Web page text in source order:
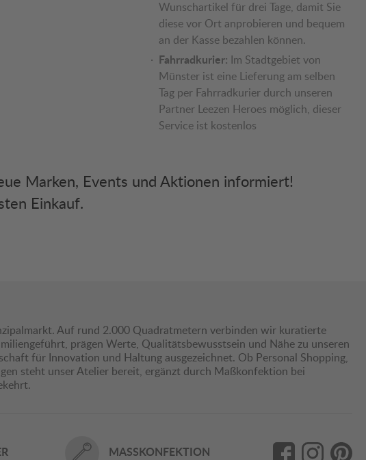
Wunschartikel für drei Tage, damit Sie
diese vor Ort anprobieren und bequem
an der Kasse bezahlen können.
Fahrradkurier: Im Stadtgebiet von
Münster ist eine Lieferung am selben
Tag per Fahrradkurier durch unseren
Partner Leezen Heroes möglich, dieser
Service ist kostenlos
Marken, Events und Aktionen informiert!
Einkauf.
Auf rund 2.000 Quadratmetern verbinden wir kuratierte
prägen Werte, Qualitätsbewusstsein und Nähe zu unseren
für Innovation und Haltung ausgezeichnet. Ob Personal Shopping,
steht unser Atelier bereit, ergänzt durch Maßkonfektion bei
MASSKONFEKTION